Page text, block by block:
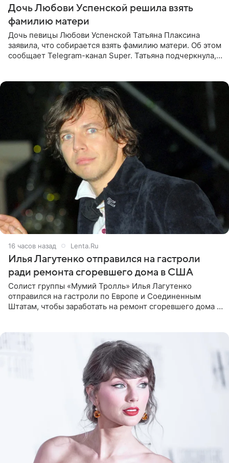
Дочь Любови Успенской решила взять
фамилию матери
Дочь певицы Любови Успенской Татьяна Плаксина
заявила, что собирается взять фамилию матери. Об этом
сообщает Telegram-канал Super. Татьяна подчеркнула,
16 часов назад Lenta.Ru
Илья Лагутенко отправился на гастроли
ради ремонта сгоревшего дома в США
Солист группы «Мумий Тролль» Илья Лагутенко
отправился на гастроли по Европе и Соединенным
Штатам, чтобы заработать на ремонт сгоревшего дома в